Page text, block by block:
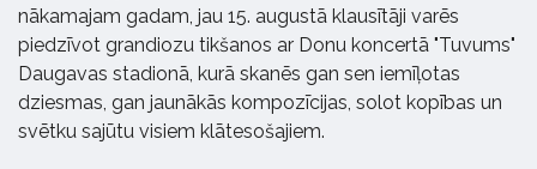
nākamajam gadam, jau 15. augustā klausītāji varēs
piedzīvot grandiozu tikšanos ar Donu koncertā "Tuvums"
Daugavas stadionā, kurā skanēs gan sen iemīļotas
dziesmas, gan jaunākās kompozīcijas, solot kopības un
svētku sajūtu visiem klātesošajiem.